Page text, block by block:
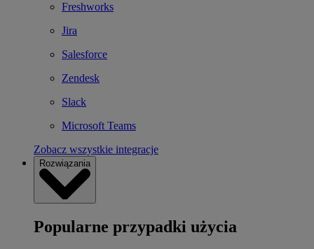
Freshworks
Jira
Salesforce
Zendesk
Slack
Microsoft Teams
Zobacz wszystkie integracje
Rozwiązania
Popularne przypadki użycia